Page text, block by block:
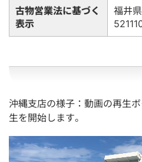
古物営業法に基づく
表示
福井
沖縄支店の様子：動画の再生
生を開始します。